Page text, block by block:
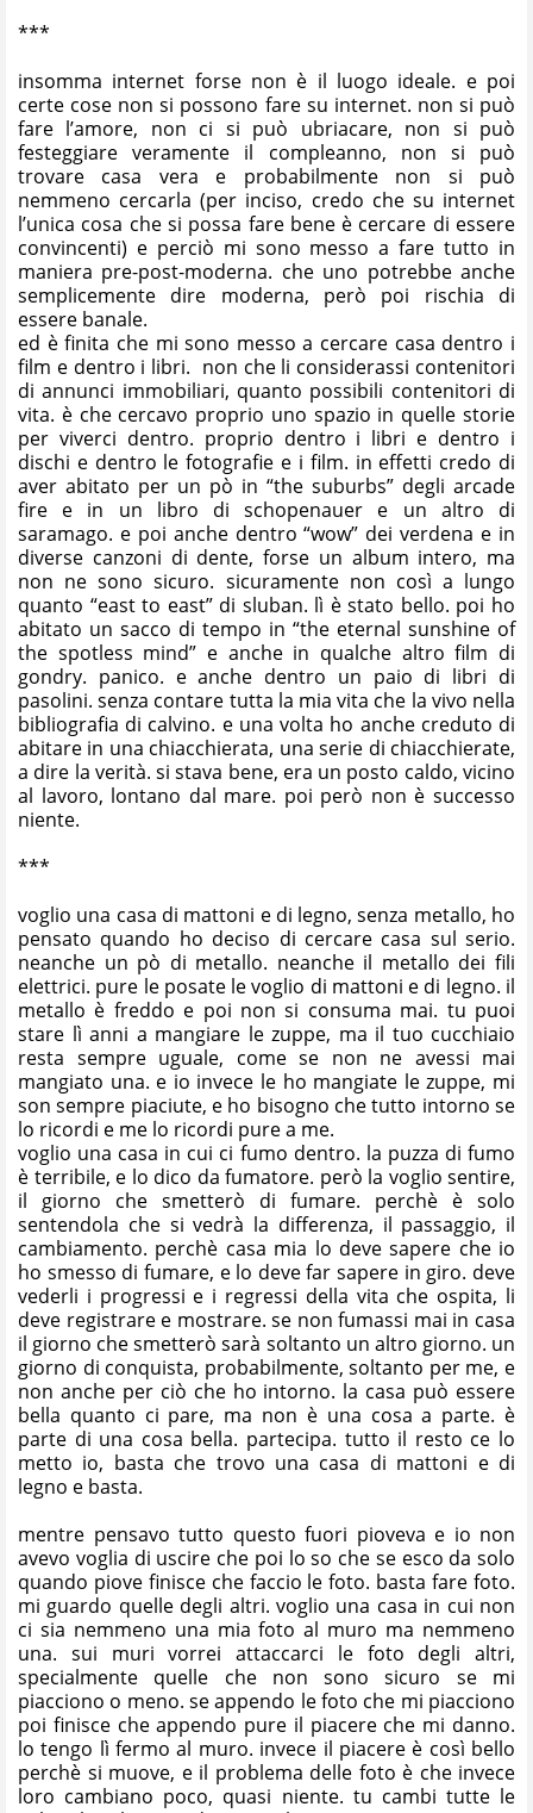
***
insomma internet forse non è il luogo ideale. e poi
certe cose non si possono fare su internet. non si può
fare l’amore, non ci si può ubriacare, non si può
festeggiare veramente il compleanno, non si può
trovare casa vera e probabilmente non si può
nemmeno cercarla (per inciso, credo che su internet
l’unica cosa che si possa fare bene è cercare di essere
convincenti) e perciò mi sono messo a fare tutto in
maniera pre-post-moderna. che uno potrebbe anche
semplicemente dire moderna, però poi rischia di
essere banale.
ed è finita che mi sono messo a cercare casa dentro i
film e dentro i libri. non che li considerassi contenitori
di annunci immobiliari, quanto possibili contenitori di
vita. è che cercavo proprio uno spazio in quelle storie
per viverci dentro. proprio dentro i libri e dentro i
dischi e dentro le fotografie e i film. in effetti credo di
aver abitato per un pò in “the suburbs” degli arcade
fire e in un libro di schopenauer e un altro di
saramago. e poi anche dentro “wow” dei verdena e in
diverse canzoni di dente, forse un album intero, ma
non ne sono sicuro. sicuramente non così a lungo
quanto “east to east” di sluban. lì è stato bello. poi ho
abitato un sacco di tempo in “the eternal sunshine of
the spotless mind” e anche in qualche altro film di
gondry. panico. e anche dentro un paio di libri di
pasolini. senza contare tutta la mia vita che la vivo nella
bibliografia di calvino. e una volta ho anche creduto di
abitare in una chiacchierata, una serie di chiacchierate,
a dire la verità. si stava bene, era un posto caldo, vicino
al lavoro, lontano dal mare. poi però non è successo
niente.
***
voglio una casa di mattoni e di legno, senza metallo, ho
pensato quando ho deciso di cercare casa sul serio.
neanche un pò di metallo. neanche il metallo dei fili
elettrici. pure le posate le voglio di mattoni e di legno. il
metallo è freddo e poi non si consuma mai. tu puoi
stare lì anni a mangiare le zuppe, ma il tuo cucchiaio
resta sempre uguale, come se non ne avessi mai
mangiato una. e io invece le ho mangiate le zuppe, mi
son sempre piaciute, e ho bisogno che tutto intorno se
lo ricordi e me lo ricordi pure a me.
voglio una casa in cui ci fumo dentro. la puzza di fumo
è terribile, e lo dico da fumatore. però la voglio sentire,
il giorno che smetterò di fumare. perchè è solo
sentendola che si vedrà la differenza, il passaggio, il
cambiamento. perchè casa mia lo deve sapere che io
ho smesso di fumare, e lo deve far sapere in giro. deve
vederli i progressi e i regressi della vita che ospita, li
deve registrare e mostrare. se non fumassi mai in casa
il giorno che smetterò sarà soltanto un altro giorno. un
giorno di conquista, probabilmente, soltanto per me, e
non anche per ciò che ho intorno. la casa può essere
bella quanto ci pare, ma non è una cosa a parte. è
parte di una cosa bella. partecipa. tutto il resto ce lo
metto io, basta che trovo una casa di mattoni e di
legno e basta.
mentre pensavo tutto questo fuori pioveva e io non
avevo voglia di uscire che poi lo so che se esco da solo
quando piove finisce che faccio le foto. basta fare foto.
mi guardo quelle degli altri. voglio una casa in cui non
ci sia nemmeno una mia foto al muro ma nemmeno
una. sui muri vorrei attaccarci le foto degli altri,
specialmente quelle che non sono sicuro se mi
piacciono o meno. se appendo le foto che mi piacciono
poi finisce che appendo pure il piacere che mi danno.
lo tengo lì fermo al muro. invece il piacere è così bello
perchè si muove, e il problema delle foto è che invece
loro cambiano poco, quasi niente. tu cambi tutte le